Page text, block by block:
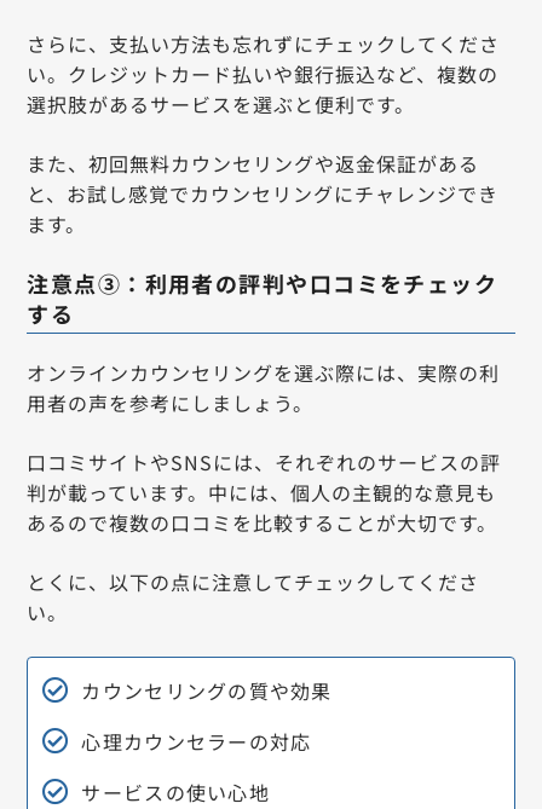
さらに、支払い方法も忘れずにチェックしてくださ
い。クレジットカード払いや銀行振込など、複数の
選択肢があるサービスを選ぶと便利です。
また、初回無料カウンセリングや返金保証がある
と、お試し感覚でカウンセリングにチャレンジでき
ます。
注意点③：利用者の評判や口コミをチェック
する
オンラインカウンセリングを選ぶ際には、実際の利
用者の声を参考にしましょう。
口コミサイトやSNSには、それぞれのサービスの評
判が載っています。中には、個人の主観的な意見も
あるので複数の口コミを比較することが大切です。
とくに、以下の点に注意してチェックしてくださ
い。
カウンセリングの質や効果
心理カウンセラーの対応
サービスの使い心地